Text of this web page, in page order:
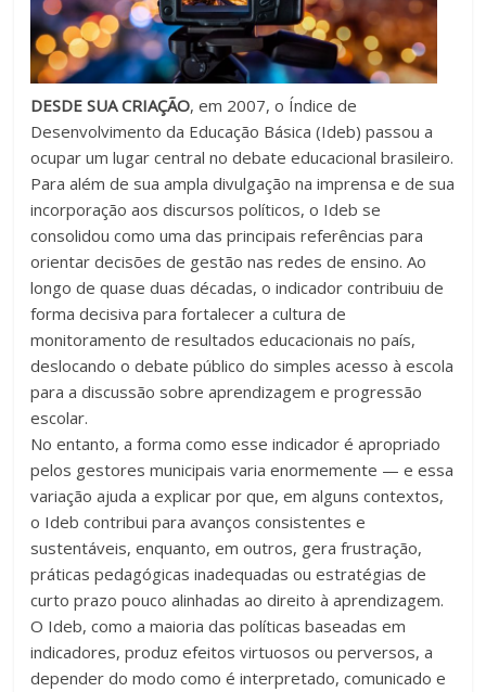
fundamental
explorar
outras
possibilidades
em
sala
de
aula,
reforçando
papel
transformador
da
escola
para
expandir
as
perspectivas
acompanhar
as
realizações
dos
alunos.
Esse
DESDE SUA CRIAÇÃO, em 2007, o Índice de
Desenvolvimento da Educação Básica (Ideb) passou a
ocupar um lugar central no debate educacional brasileiro.
Para além de sua ampla divulgação na imprensa e de sua
incorporação aos discursos políticos, o Ideb se
consolidou como uma das principais referências para
orientar decisões de gestão nas redes de ensino. Ao
longo de quase duas décadas, o indicador contribuiu de
forma decisiva para fortalecer a cultura de
monitoramento de resultados educacionais no país,
deslocando o debate público do simples acesso à escola
para a discussão sobre aprendizagem e progressão
escolar.
No entanto, a forma como esse indicador é apropriado
pelos gestores municipais varia enormemente — e essa
variação ajuda a explicar por que, em alguns contextos,
o Ideb contribui para avanços consistentes e
sustentáveis, enquanto, em outros, gera frustração,
práticas pedagógicas inadequadas ou estratégias de
curto prazo pouco alinhadas ao direito à aprendizagem.
O Ideb, como a maioria das políticas baseadas em
indicadores, produz efeitos virtuosos ou perversos, a
depender do modo como é interpretado, comunicado e